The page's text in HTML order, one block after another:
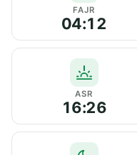
FAJR
04:12
ASR
16:26